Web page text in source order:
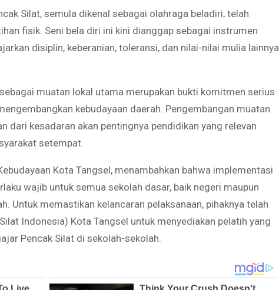
Silat, semula dikenal sebagai olahraga beladiri, telah
fisik. Seni bela diri ini kini dianggap sebagai instrumen
disiplin, keberanian, toleransi, dan nilai-nilai mulia lainnya
muatan lokal utama merupakan bukti komitmen serius
kebudayaan daerah. Pengembangan muatan
dari kesadaran akan pentingnya pendidikan yang relevan
setempat.
Kota Tangsel, menambahkan bahwa implementasi
wajib untuk semua sekolah dasar, baik negeri maupun
Untuk memastikan kelancaran pelaksanaan, pihaknya telah
Indonesia) Kota Tangsel untuk menyediakan pelatih yang
Pencak Silat di sekolah-sekolah.